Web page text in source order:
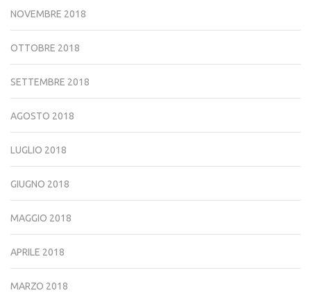
NOVEMBRE 2018
OTTOBRE 2018
SETTEMBRE 2018
AGOSTO 2018
LUGLIO 2018
GIUGNO 2018
MAGGIO 2018
APRILE 2018
MARZO 2018